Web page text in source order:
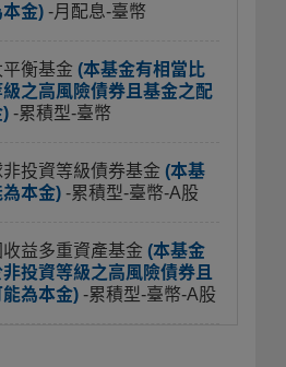
金) -月配息-臺幣
衡基金 (本基金有相當比
之高風險債券且基金之配
) -累積型-臺幣
投資等級債券基金 (本基
本金) -累積型-臺幣-A股
益多重資產基金 (本基金
投資等級之高風險債券且
為本金) -累積型-臺幣-A股